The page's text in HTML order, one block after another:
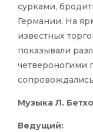
сурками,
Германии. На
известных
показывали
четвероногими
Музыка Л.
Ведущий: